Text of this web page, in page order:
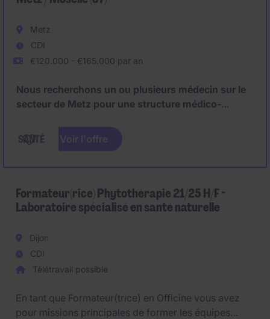
Metz
CDI
€120.000 - €165.000 par an
Nous recherchons un ou plusieurs médecin sur le
secteur de Metz pour une structure médico-
Différents profils peuvent être étudiés :
psychiatrie
- Médecin psychiatre avec connaissances des TND
- Médecin généraliste formé en pédospychiatrie.
Voir l'offre
Formateur(rice) Phytothérapie 21/25 H/F -
Laboratoire spécialisé en santé naturelle
Dijon
CDI
Télétravail possible
En tant que Formateur(trice) en Officine vous avez
pour missions principales de former les équipes